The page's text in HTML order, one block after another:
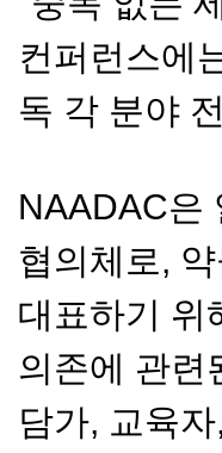
컨퍼런스에
독 각 분야
NAADAC은
협의체로,
대표하기 위
의존에 관련
담가, 교육